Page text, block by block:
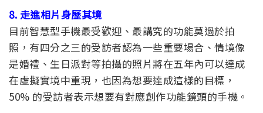
8. 走進相片身歷其境
目前智慧型手機最受歡迎、最講究的功能莫過於拍
照，有四分之三的受訪者認為一些重要場合、情境像
是婚禮、生日派對等拍攝的照片將在五年內可以達成
在虛擬實境中重現，也因為想要達成這樣的目標，
50% 的受訪者表示想要有對應創作功能鏡頭的手機。